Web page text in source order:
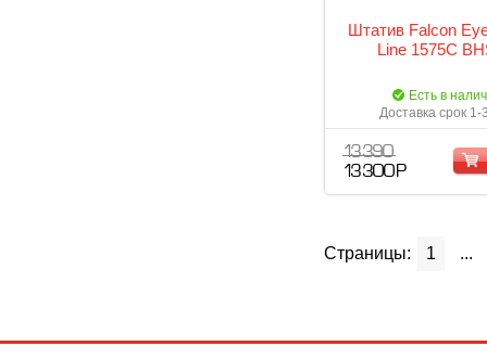
Штатив Falcon
Line 1575C
Есть в
Доставка срок 1-
13 390
13 300 Р
Страницы: 1 ...